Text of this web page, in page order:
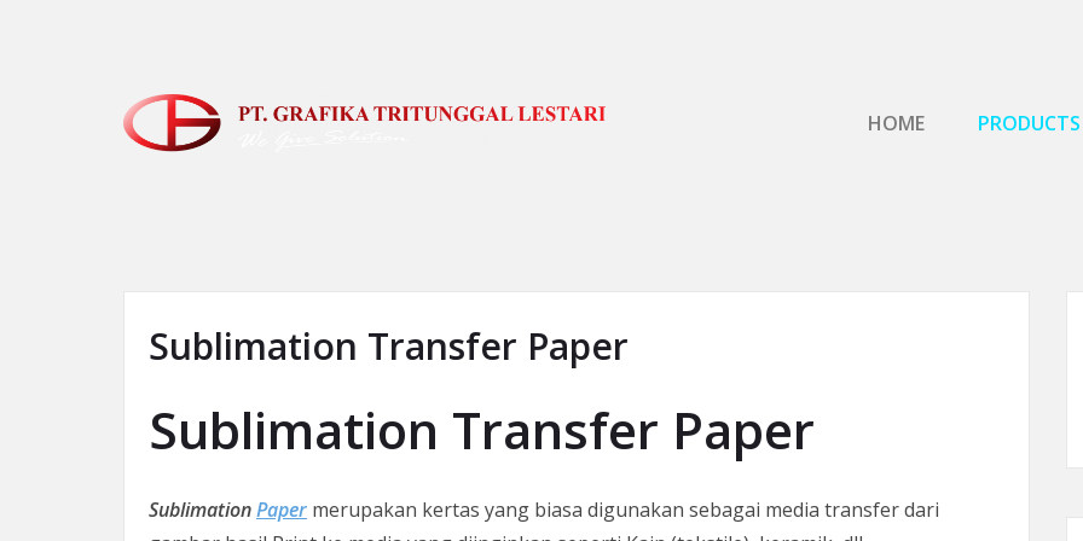
HOME
PRODUCTS
Sublimation Transfer Paper
Sublimation Transfer Paper
SublimationPaper merupakan kertas yang biasa digunakan sebagai media transfer dari